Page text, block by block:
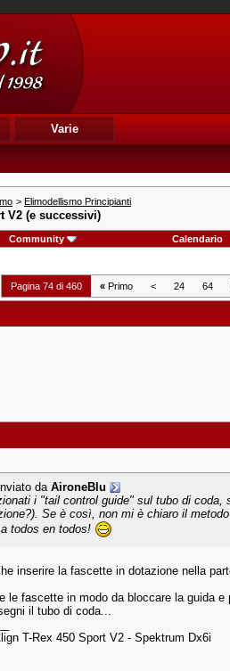
Varie
> Elimodellismo Principianti
V2 (e successivi)
Community Calendario
Pagina 74 di 460 « Primo < 24 64
daAironeBlu
i "tail control guide" sul tubo di
Se è così, non mi è chiaro il
todos en todos!
inserire la fascette in dotazione nella
le fascette in modo da bloccare la guida
il tubo di coda...
T-Rex 450 Sport V2 - Spektrum Dx6i